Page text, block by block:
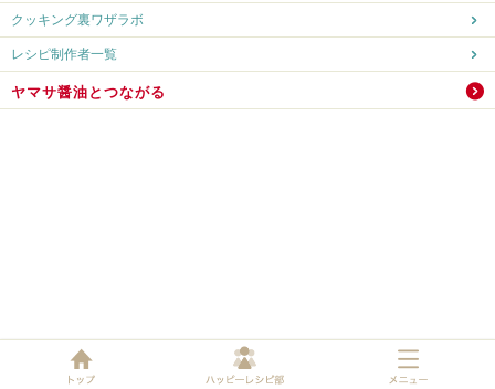
クッキング裏ワザラボ
レシピ制作者一覧
ヤマサ醤油とつながる